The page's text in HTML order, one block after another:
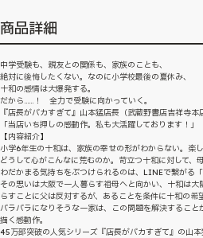
商品詳細
中学受験も、親友との関係も、家族のことも、
絶対に後悔したくない。なのに小学校最後の夏休み、
十和の感情は大爆発する。
だから……！ 全力で受験に向かっていく。
『店長がバカすぎて』山本猛店長（武蔵野書店吉祥寺本
「当店いち押しの感動作。私も大活躍しております！」
【内容紹介】
小学6年生の十和は、家族の幸せの形がわからない。楽
どうして心がこんなに荒むのか。苛立つ十和に対して
わだかまる気持ちをぶつけられるのは、LINEで繋が
その思いは大阪で一人暮らす祖母へと向かい、十和は
らすことに父は反対するが、あることを条件に十和の希
バラバラになりそうな一家は、この問題を解決するこ
描く感動作。
45万部突破の人気シリーズ『店長がバカすぎて』の山本